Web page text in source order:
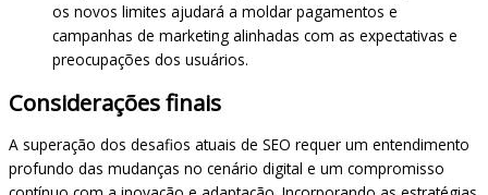
os novos limites ajudará a moldar pagamentos e
campanhas de marketing alinhadas com as expectativas e
preocupações dos usuários.
Considerações finais
A superação dos desafios atuais de SEO requer um entendimento
profundo das mudanças no cenário digital e um compromisso